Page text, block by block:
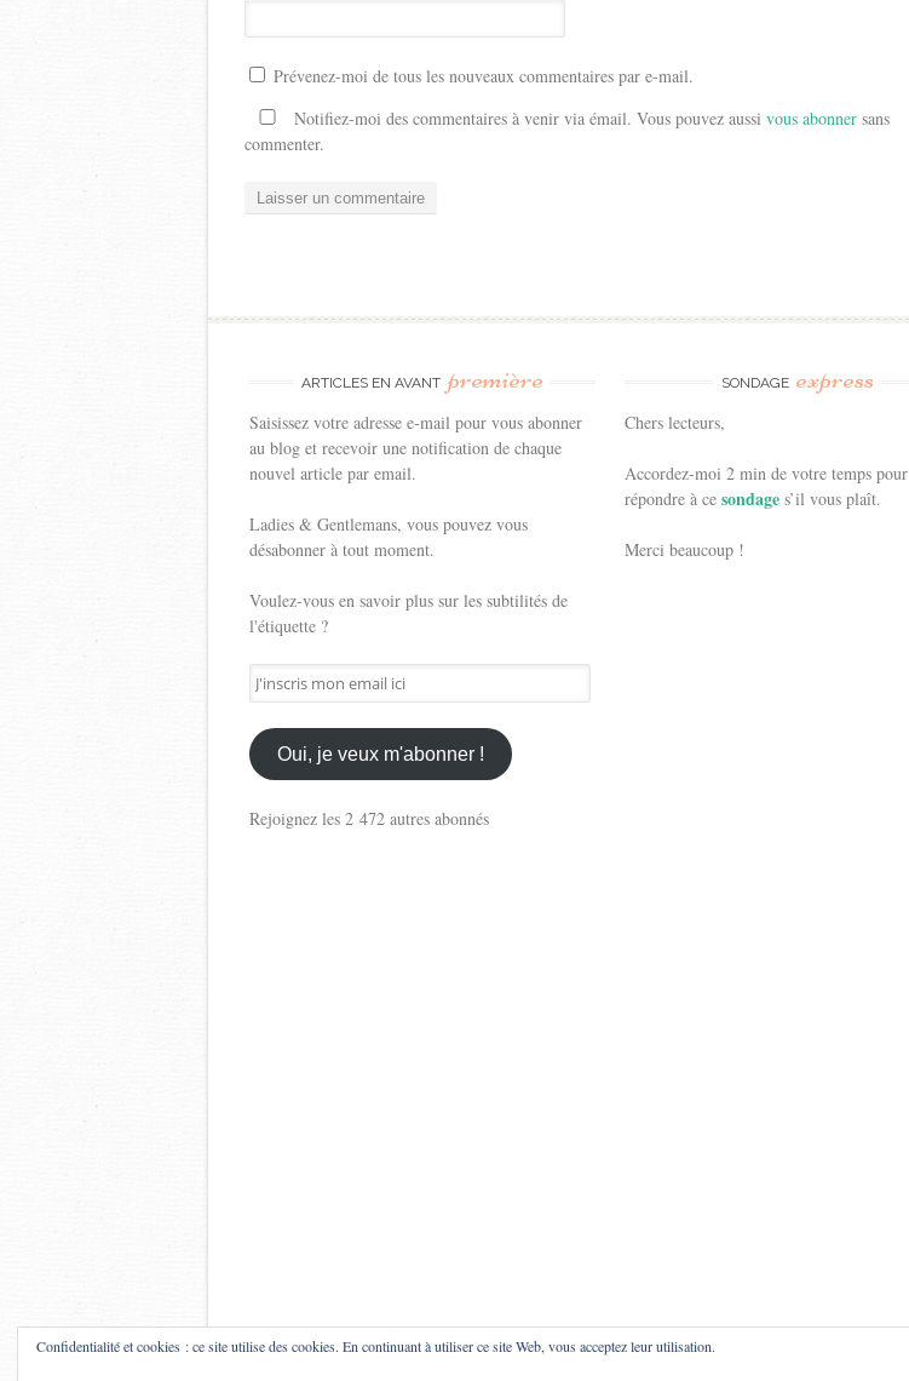
Prévenez-moi de tous les nouveaux commentaires par e-mail.
Notifiez-moi des commentaires à venir via émail. Vous pouvez aussi vous abonner sans
commenter.
ARTICLES EN AVANT première
Saisissez votre adresse e-mail pour vous abonner
au blog et recevoir une notification de chaque
nouvel article par email.
Ladies & Gentlemans, vous pouvez vous
désabonner à tout moment.
Voulez-vous en savoir plus sur les subtilités de
l'étiquette ?
J'inscris
mon
email
ici
Oui, je veux m'abonner !
Rejoignez les 2 472 autres abonnés
SONDAGE express
Chers lecteurs,
Accordez-moi 2 min de votre temps pour
répondre à cesondages’il vous plaît.
Merci beaucoup !
Confidentialité et cookies : ce site utilise des cookies. En continuant à utiliser ce site Web, vous acceptez leur utilisation.